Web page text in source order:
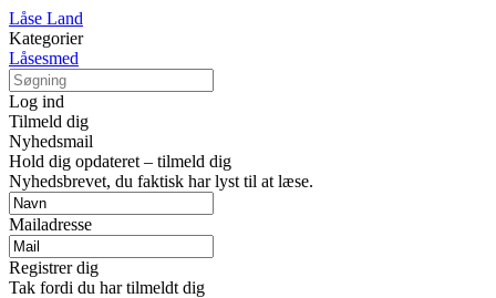
Låse Land
Kategorier
Låsesmed
Log ind
Tilmeld dig
Nyhedsmail
Hold dig opdateret – tilmeld dig
Nyhedsbrevet, du faktisk har lyst til at læse.
Mailadresse
Registrer dig
Tak fordi du har tilmeldt dig